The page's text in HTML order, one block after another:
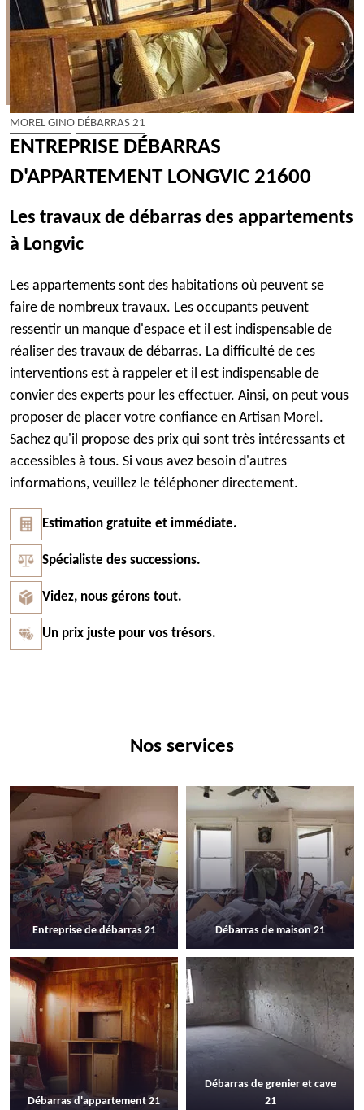
MOREL GINO DÉBARRAS 21
ENTREPRISE DÉBARRAS
D'APPARTEMENT LONGVIC 21600
Les travaux de débarras des appartements
à Longvic
Les appartements sont des habitations où peuvent se
faire de nombreux travaux. Les occupants peuvent
ressentir un manque d'espace et il est indispensable de
réaliser des travaux de débarras. La difficulté de ces
interventions est à rappeler et il est indispensable de
convier des experts pour les effectuer. Ainsi, on peut vous
proposer de placer votre confiance en Artisan Morel.
Sachez qu'il propose des prix qui sont très intéressants et
accessibles à tous. Si vous avez besoin d'autres
informations, veuillez le téléphoner directement.
Estimation gratuite et immédiate.
Spécialiste des successions.
Videz, nous gérons tout.
Un prix juste pour vos trésors.
Nos services
Entreprise de débarras 21 Débarras de maison 21
Débarras d'appartement 21
Débarras de grenier et cave
21